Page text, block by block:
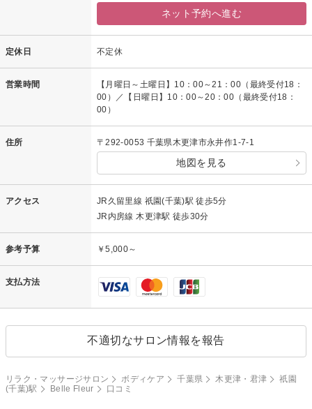
ネット予約へ進む
定休日 不定休
営業時間
【月曜日～土曜日】10：00～21：00（最終受付18：
00）／【日曜日】10：00～20：00（最終受付18：
00）
住所 〒292-0053 千葉県木更津市永井作1-7-1
地図を見る
アクセス
JR久留里線 祇園(千葉)駅 徒歩5分
JR内房線 木更津駅 徒歩30分
参考予算 ￥5,000～
支払方法
不適切なサロン情報を報告
リラク・マッサージサロン ボディケア 千葉県 木更津・君津
祇園
(千葉)駅
Belle Fleur 口コミ